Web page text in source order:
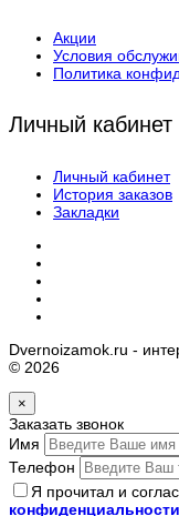
Акции
Условия
Политика
Личный кабинет
Личный кабинет
История заказов
Закладки
Dvernoizamok.ru -
© 2026
×
Заказать звонок
Имя
Телефон
Я прочитал и
конфиденциальности